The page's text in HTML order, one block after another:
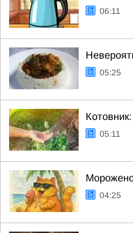
06:11
05:25
05:11
04:25